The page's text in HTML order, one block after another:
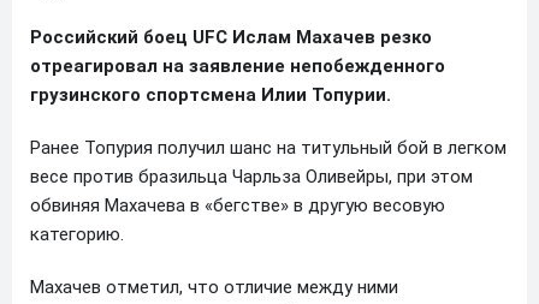
Российский боец UFC Ислам Махачев резко
отреагировал на заявление непобежденного
грузинского спортсмена Илии Топурии.
Ранее Топурия получил шанс на титульный бой в легком
весе против бразильца Чарльза Оливейры, при этом
обвиняя Махачева в «бегстве» в другую весовую
категорию.
Махачев отметил, что отличие между ними